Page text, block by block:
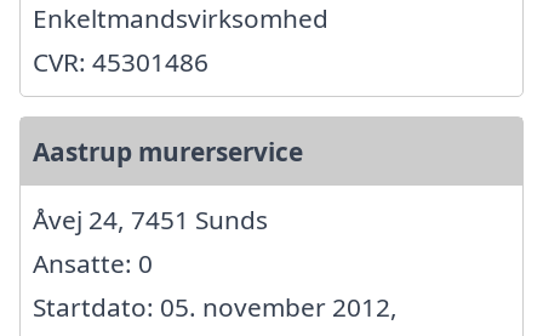
Enkeltmandsvirksomhed
CVR: 45301486
Aastrup murerservice
Åvej 24, 7451 Sunds
Ansatte: 0
Startdato: 05. november 2012,